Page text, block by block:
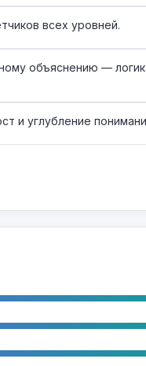
всех уровней.
объяснению —
и углубление